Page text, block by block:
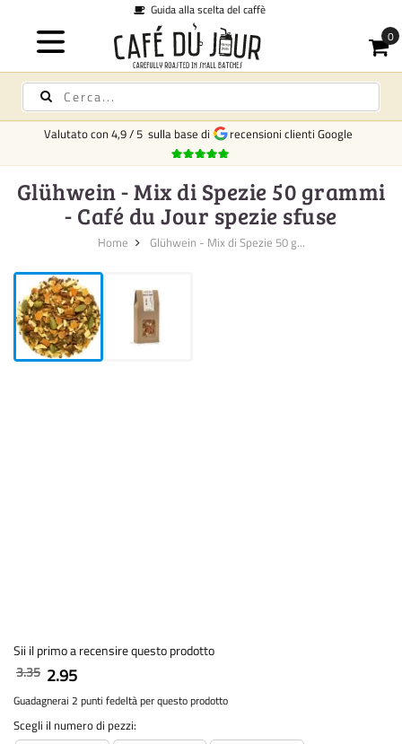
Valutato con4,9/5 sulla base di recensioni clienti Google
Glühwein - Mix di Spezie 50 grammi
- Café du Jour spezie sfuse
Home Glühwein - Mix di Spezie 50 g...
Sii il primo a recensire questo prodotto
3.35 2.95
Guadagnerai 2 punti fedeltà per questo prodotto
Scegli il numero di pezzi: